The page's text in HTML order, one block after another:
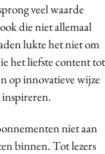
veel waarde
die niet allemaal
lukte het niet om
het liefste content tot
op innovatieve wijze
niet aan
binnen. Tot lezers